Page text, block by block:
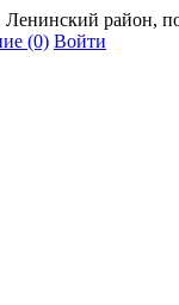
Ленинский район,
(0) Войти